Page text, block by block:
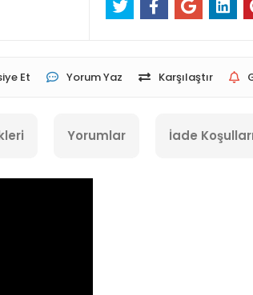
Et Yorum Yaz Karşılaştır
Yorumlar İade Koşulları